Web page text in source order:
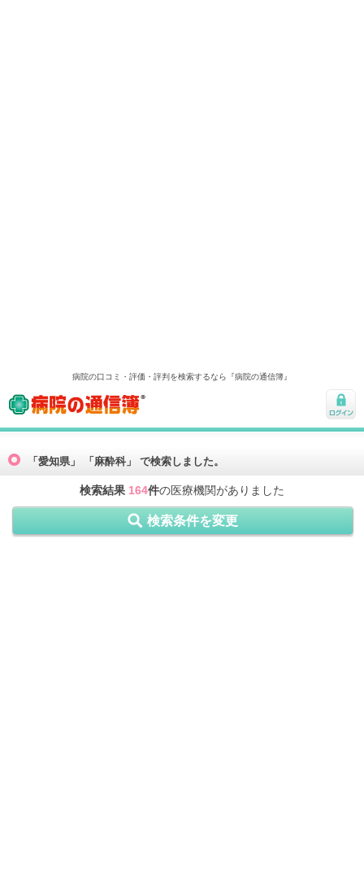
病院の口コミ・評価・評判を検索するなら『病院の通信簿』
病院の通信簿
ログ
「愛知県」 「麻酔科」 で検索しました。
検索結果 164件の医療機関がありました
検索条件を変更